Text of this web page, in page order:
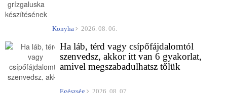
Konyha 2026. 08. 06.
Ha láb, térd vagy csípőfájdalomtól
szenvedsz, akkor itt van 6 gyakorlat,
amivel megszabadulhatsz tőlük
Egészség 2026. 08. 07.